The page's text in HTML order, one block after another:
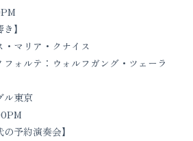
】
・マリア・クナイス
フォルテ：ウォルフガング・ツェーラ
ル東京
予約演奏会】